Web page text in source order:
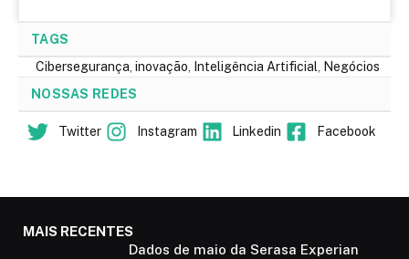
TAGS
Cibersegurança inovação Inteligência Artificial
Negócios
NOSSAS REDES
Twitter Instagram Linkedin Facebook
MAIS RECENTES
Dados de maio da Serasa Experian